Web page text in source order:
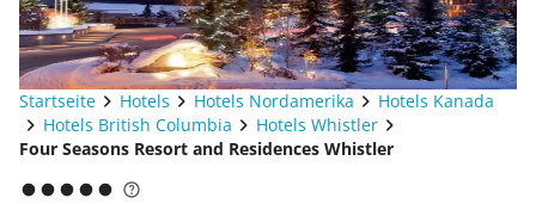
Startseite Hotels Hotels Nordamerika
Hotels Kanada
Hotels British Columbia
Hotels Whistler
Four Seasons Resort and Residences Whistler